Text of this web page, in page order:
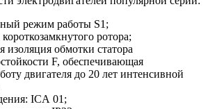
режим работы S1;
ротора;
изоляция обмотки статора
F, обеспечивающая
двигателя до 20 лет интенсивной
ICA 01;